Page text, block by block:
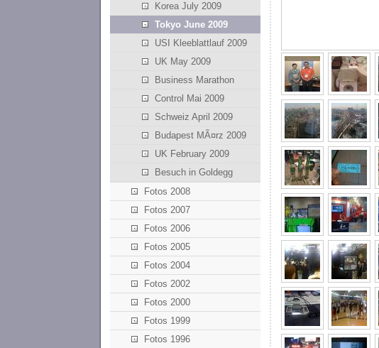
Korea July 2009
Tokyo June 2009
USI Kleeblattlauf 2009
UK May 2009
Business Marathon
Control Mai 2009
Schweiz April 2009
Budapest MÃ¤rz 2009
UK February 2009
Besuch in Goldegg
Fotos 2008
Fotos 2007
Fotos 2006
Fotos 2005
Fotos 2004
Fotos 2002
Fotos 2000
Fotos 1999
Fotos 1996